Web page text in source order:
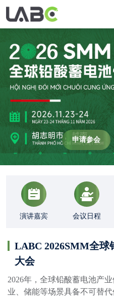
申请参会
演讲嘉宾 会议日程
LABC 2026SMM全球
大会
2026年，全球铅酸蓄电池产
业、储能等场景具备不可替